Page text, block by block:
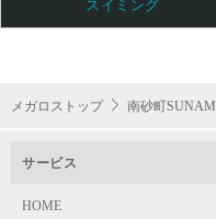
プ・持久力アップ・
入会希望月の10日までに手
を受講することができます
メガロストップ 南砂町
サービス
HOME